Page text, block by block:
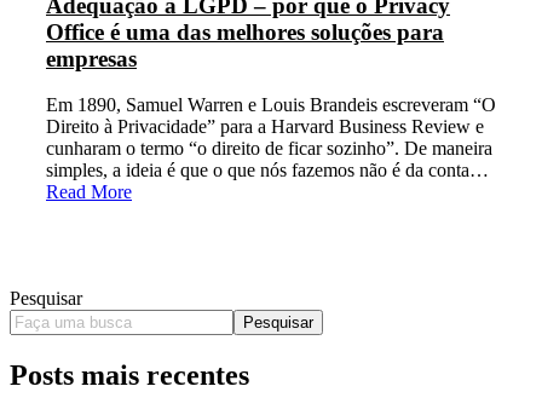
Adequação à LGPD – por que o Privacy
Office é uma das melhores soluções para
empresas
Em 1890, Samuel Warren e Louis Brandeis escreveram “O
Direito à Privacidade” para a Harvard Business Review e
cunharam o termo “o direito de ficar sozinho”. De maneira
simples, a ideia é que o que nós fazemos não é da conta…
Read More
Pesquisar
Pesquisar
Posts mais recentes